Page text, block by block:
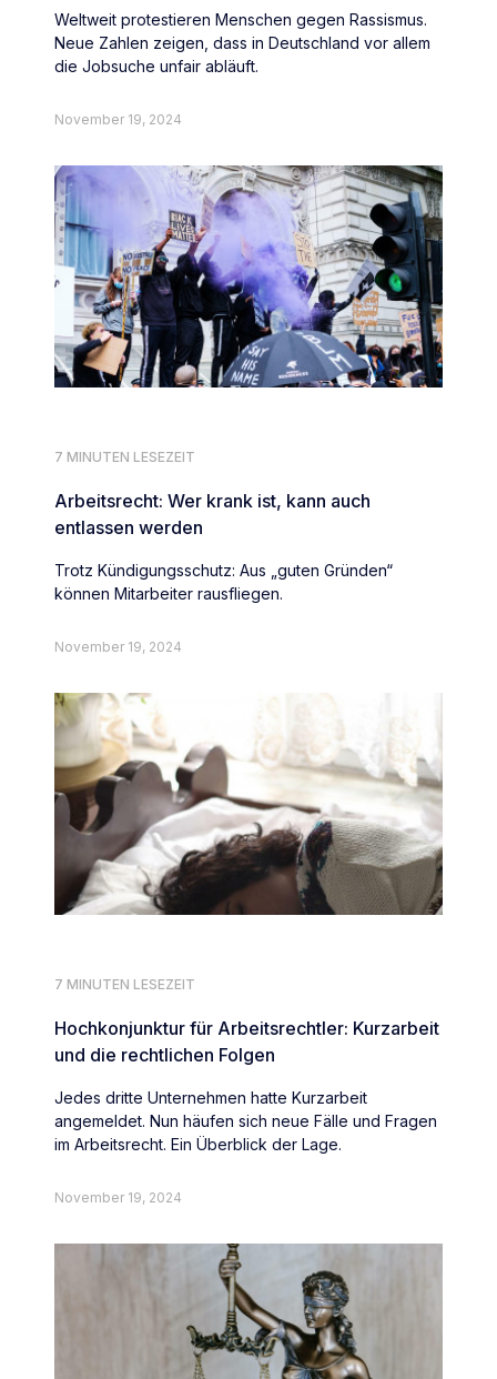
Weltweit protestieren Menschen gegen Rassismus.
Neue Zahlen zeigen, dass in Deutschland vor allem
die Jobsuche unfair abläuft.
November 19, 2024
7 MINUTEN LESEZEIT
Arbeitsrecht: Wer krank ist, kann auch
entlassen werden
Trotz Kündigungsschutz: Aus „guten Gründen“
können Mitarbeiter rausfliegen.
November 19, 2024
7 MINUTEN LESEZEIT
Hochkonjunktur für Arbeitsrechtler: Kurzarbeit
und die rechtlichen Folgen
Jedes dritte Unternehmen hatte Kurzarbeit
angemeldet. Nun häufen sich neue Fälle und Fragen
im Arbeitsrecht. Ein Überblick der Lage.
November 19, 2024